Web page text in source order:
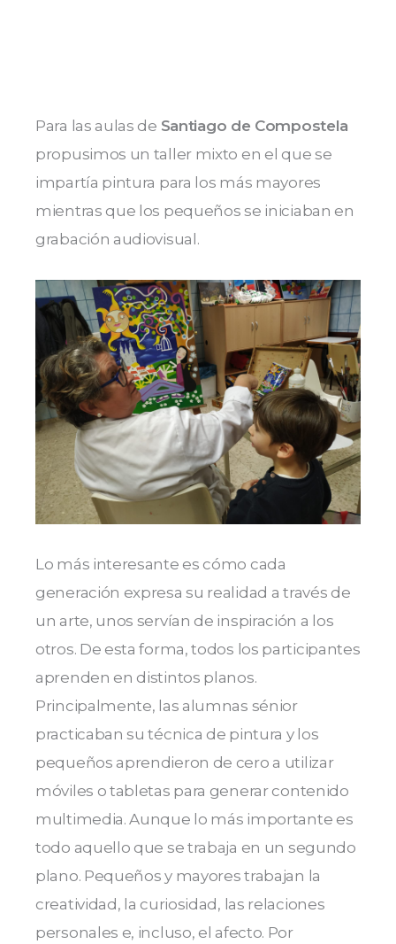
Para las aulas de Santiago de Compostela
propusimos un taller mixto en el que se
impartía pintura para los más mayores
mientras que los pequeños se iniciaban en
grabación audiovisual.
Lo más interesante es cómo cada
generación expresa su realidad a través de
un arte, unos servían de inspiración a los
otros. De esta forma, todos los participantes
aprenden en distintos planos.
Principalmente, las alumnas sénior
practicaban su técnica de pintura y los
pequeños aprendieron de cero a utilizar
móviles o tabletas para generar contenido
multimedia. Aunque lo más importante es
todo aquello que se trabaja en un segundo
plano. Pequeños y mayores trabajan la
creatividad, la curiosidad, las relaciones
personales e, incluso, el afecto. Por